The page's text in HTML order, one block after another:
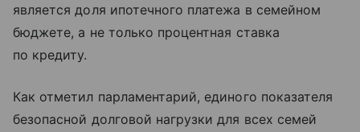
является доля ипотечного платежа в семейном
бюджете, а не только процентная ставка
по кредиту.
Как отметил парламентарий, единого показателя
безопасной долговой нагрузки для всех семей